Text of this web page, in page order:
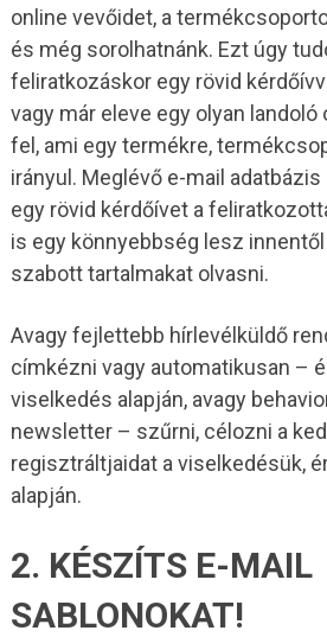
online vevőidet, a
és még sorolhatnánk. Ezt úgy
feliratkozáskor egy rövid
vagy már eleve egy olyan landoló
fel, ami egy termékre,
irányul. Meglévő e-mail
egy rövid kérdőívet a
is egy könnyebbség lesz
szabott tartalmakat olvasni.
Avagy fejlettebb hírlevélküldő
címkézni vagy automatikusan –
viselkedés alapján, avagy
newsletter – szűrni, célozni a
regisztráltjaidat a viselkedésük,
alapján.
2. KÉSZÍTS E-MAIL
SABLONOKAT!